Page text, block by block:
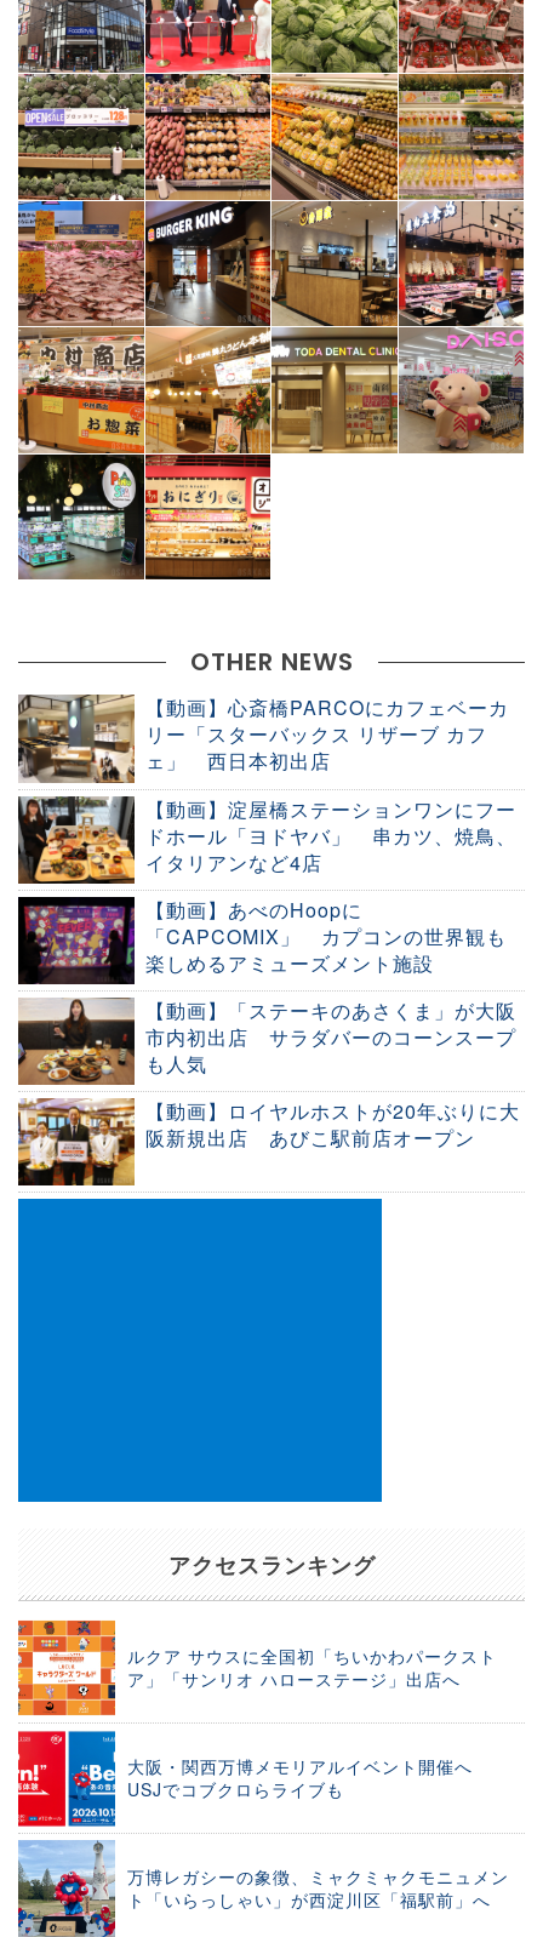
OTHER NEWS
【動画】心斎橋PARCOにカフェベーカ
リー「スターバックス リザーブ カフ
ェ」 西日本初出店
【動画】淀屋橋ステーションワンにフー
ドホール「ヨドヤバ」 串カツ、焼鳥、
イタリアンなど4店
【動画】あべのHoopに
「CAPCOMIX」 カプコンの世界観も
楽しめるアミューズメント施設
【動画】「ステーキのあさくま」が大阪
市内初出店 サラダバーのコーンスープ
も人気
【動画】ロイヤルホストが20年ぶりに大
阪新規出店 あびこ駅前店オープン
アクセスランキング
ルクア サウスに全国初「ちいかわパークスト
ア」「サンリオ ハローステージ」出店へ
大阪・関西万博メモリアルイベント開催へ
USJでコブクロらライブも
万博レガシーの象徴、ミャクミャクモニュメン
ト「いらっしゃい」が西淀川区「福駅前」へ